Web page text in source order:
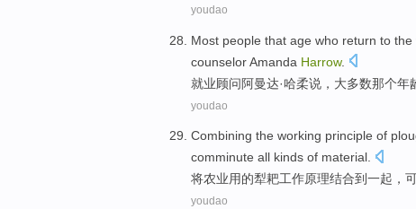
youdao
Most people that age who return to the
counselorAmanda Harrow.
就业顾问阿曼达·哈柔说 ， 大多数那个年
youdao
Combining the working principle of
comminute all kinds of material.
将农业用的犁耙工作原理结合到一起，
youdao